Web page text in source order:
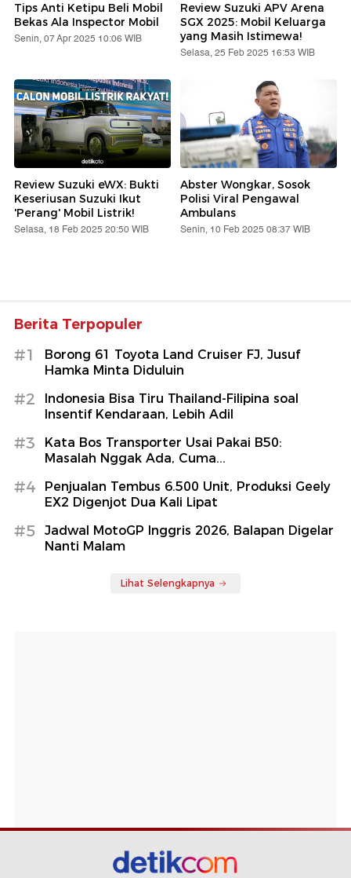
Tips Anti Ketipu Beli Mobil
Bekas Ala Inspector Mobil
Senin, 07 Apr 2025 10:06 WIB
Review Suzuki APV Arena
SGX 2025: Mobil Keluarga
yang Masih Istimewa!
Selasa, 25 Feb 2025 16:53 WIB
Review Suzuki eWX: Bukti
Keseriusan Suzuki Ikut
'Perang' Mobil Listrik!
Selasa, 18 Feb 2025 20:50 WIB
Abster Wongkar, Sosok
Polisi Viral Pengawal
Ambulans
Senin, 10 Feb 2025 08:37 WIB
Berita Terpopuler
#1
Borong 61 Toyota Land Cruiser FJ, Jusuf
Hamka Minta Diduluin
#2
Indonesia Bisa Tiru Thailand-Filipina soal
Insentif Kendaraan, Lebih Adil
#3
Kata Bos Transporter Usai Pakai B50:
Masalah Nggak Ada, Cuma...
#4
Penjualan Tembus 6.500 Unit, Produksi Geely
EX2 Digenjot Dua Kali Lipat
#5
Jadwal MotoGP Inggris 2026, Balapan Digelar
Nanti Malam
Lihat Selengkapnya